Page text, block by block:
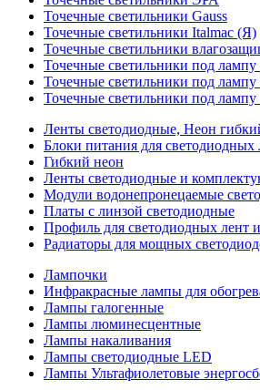
Точечные светильники Gauss
Точечные светильники Italmac (Я)
Точечные светильники
Точечные светильники под
Точечные светильники под
Точечные светильники под
Ленты светодиодные, Неон
Блоки питания для светодиодных
Гибкий неон
Ленты светодиодные и
Модули водонепронецаемые
Платы с линзой светодиодные
Профиль для светодиодных
Радиаторы для мощных
Лампочки
Инфракрасные лампы для
Лампы галогенные
Лампы люминесцентные
Лампы накаливания
Лампы светодиодные LED
Лампы Ультафиолетовые